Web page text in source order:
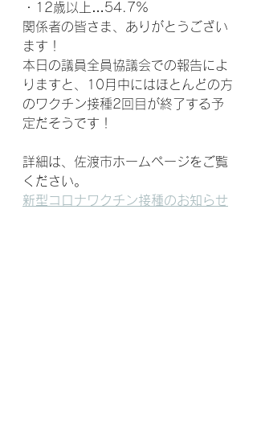
・12歳以上…54.7%
関係者の皆さま、ありがとうござい
ます！
本日の議員全員協議会での報告によ
りますと、10月中にはほとんどの方
のワクチン接種2回目が終了する予
定だそうです！
詳細は、佐渡市ホームページをご覧
ください。
新型コロナワクチン接種のお知らせ